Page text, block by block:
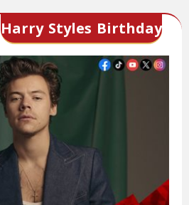
Harry Styles Birthday